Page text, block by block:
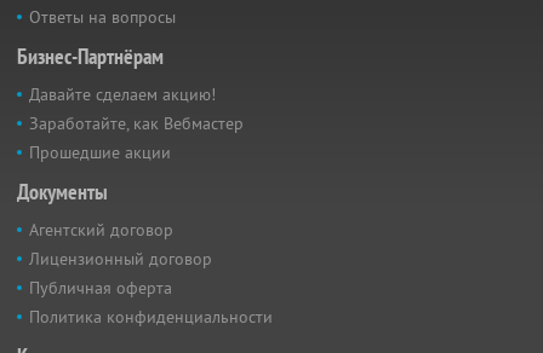
Ответы на вопросы
Бизнес-Партнёрам
Давайте сделаем акцию!
Заработайте, как Вебмастер
Прошедшие акции
Документы
Агентский договор
Лицензионный договор
Публичная оферта
Политика конфиденциальности